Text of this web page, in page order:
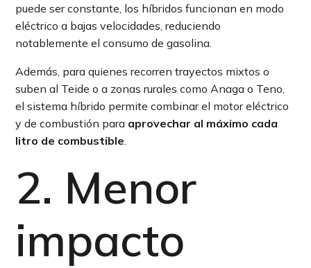
puede ser constante, los híbridos funcionan en modo
eléctrico a bajas velocidades, reduciendo
notablemente el consumo de gasolina.
Además, para quienes recorren trayectos mixtos o
suben al Teide o a zonas rurales como Anaga o Teno,
el sistema híbrido permite combinar el motor eléctrico
y de combustión para aprovechar al máximo cada
litro de combustible
2. Menor
impacto